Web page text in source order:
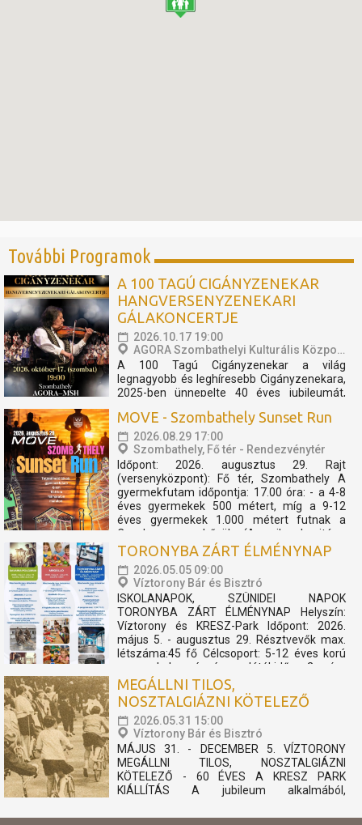
További Programok
A 100 TAGÚ CIGÁNYZENEKAR
HANGVERSENYZENEKARI
GÁLAKONCERTJE
2026.10.17 19:00
AGORA Szombathelyi Kulturális Központ
A 100 Tagú Cigányzenekar a világ
legnagyobb és leghíresebb Cigányzenekara,
2025-ben ünnepelte 40 éves jubileumát,
koncertshow született. Zenekar és TBG a
megtapasztalt sikerek mentén úgy
döntöttek, hogy az előadást folytatólagosan
2026-ban is bemutatóra tűzik. A...
MOVE - Szombathely Sunset Run
2026.08.29 17:00
Szombathely, Fő tér - Rendezvénytér
Időpont: 2026. augusztus 29. Rajt
(versenyközpont): Fő tér, Szombathely A
gyermekfutam időpontja: 17.00 óra: - a 4-8
éves gyermekek 500 métert, míg a 9-12
éves gyermekek 1.000 métert futnak a
Cosplay szuperhősök (Amerika kapitány,
Thor, Pókember, Venom) műsorát, és a velük
TORONYBA ZÁRT ÉLMÉNYNAP
2026.05.05 09:00
Víztorony Bár és Bisztró
ISKOLANAPOK, SZÜNIDEI NAPOK
TORONYBA ZÁRT ÉLMÉNYNAP Helyszín:
Víztorony és KRESZ-Park Időpont: 2026.
május 5. - augusztus 29. Résztvevők max.
létszáma:45 fő Célcsoport: 5-12 éves korú
gyermekek részére Játékidő: 2 óra
Programelemek: Toronylátogatás és KRESZ
Park A program keretében a csoportok
részére...
MEGÁLLNI TILOS,
NOSZTALGIÁZNI KÖTELEZŐ
2026.05.31 15:00
Víztorony Bár és Bisztró
MÁJUS 31. - DECEMBER 5. VÍZTORONY
MEGÁLLNI TILOS, NOSZTALGIÁZNI
KÖTELEZŐ - 60 ÉVES A KRESZ PARK
KIÁLLÍTÁS A jubileum alkalmából,
relikviákból nyílik kiállítás, mely megidézi a 60